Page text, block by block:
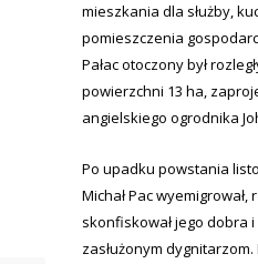
mieszkania dla służby,
pomieszczenia
Pałac otoczony był
powierzchni 13 ha,
angielskiego ogrodnika
Po upadku powstania
Michał Pac wyemigrował,
skonfiskował jego dobra
zasłużonym dygnitarzom.